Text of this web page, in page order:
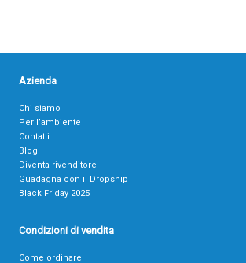
Azienda
Chi siamo
Per l’ambiente
Contatti
Blog
Diventa rivenditore
Guadagna con il Dropship
Black Friday 2025
Condizioni di vendita
Come ordinare